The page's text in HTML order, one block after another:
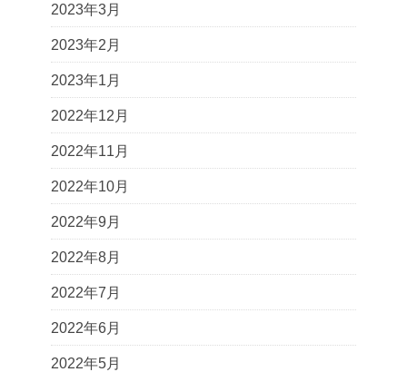
2023年3月
2023年2月
2023年1月
2022年12月
2022年11月
2022年10月
2022年9月
2022年8月
2022年7月
2022年6月
2022年5月